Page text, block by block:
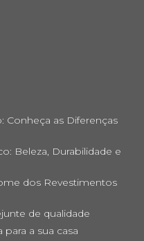
Conheça as Diferenças
Beleza, Durabilidade e
dos Revestimentos
de qualidade
a sua casa